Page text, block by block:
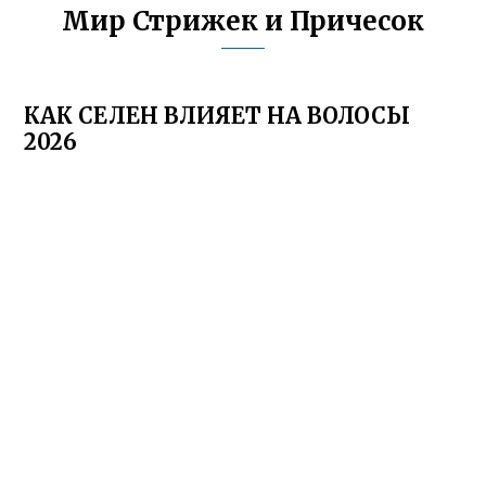
Мир Стрижек и Причесок
КАК СЕЛЕН ВЛИЯЕТ НА ВОЛОСЫ
2026